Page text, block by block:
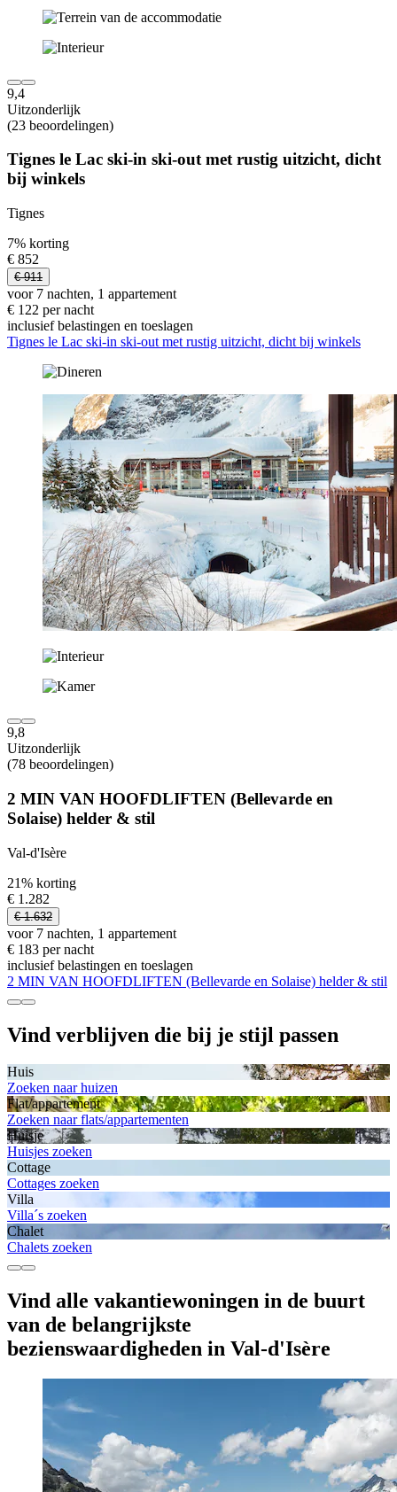
9,4
Uitzonderlijk
(23 beoordelingen)
Tignes le Lac ski-in ski-out met rustig uitzicht, dicht
bij winkels
Tignes
7% korting
€ 852
€ 911
voor 7 nachten, 1 appartement
€ 122 per nacht
inclusief belastingen en toeslagen
Tignes le Lac ski-in ski-out met rustig uitzicht, dicht bij winkels
9,8
Uitzonderlijk
(78 beoordelingen)
2 MIN VAN HOOFDLIFTEN (Bellevarde en
Solaise) helder & stil
Val-d'Isère
21% korting
€ 1.282
€ 1.632
voor 7 nachten, 1 appartement
€ 183 per nacht
inclusief belastingen en toeslagen
2 MIN VAN HOOFDLIFTEN (Bellevarde en Solaise) helder & stil
Vind verblijven die bij je stijl passen
Huis
Zoeken naar huizen
Flat/appartement
Zoeken naar flats/appartementen
Huisje
Huisjes zoeken
Cottage
Cottages zoeken
Villa
Villa´s zoeken
Chalet
Chalets zoeken
Vind alle vakantiewoningen in de buurt
van de belangrijkste
bezienswaardigheden in Val-d'Isère